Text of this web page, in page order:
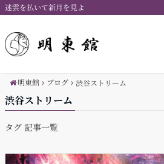
迷雲を払いて新月を見よ
明東館 ブログ 渋谷ストリーム
渋谷ストリーム
タグ 記事一覧